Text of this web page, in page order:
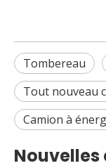
Tombereau
Tout nouveau
Camion à
Nouvelles